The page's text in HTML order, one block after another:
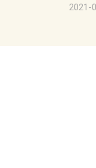
2021-